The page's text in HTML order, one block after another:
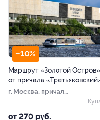
–10%
Маршрут «Золотой Остров»
от причала
г. Москва, причал
от 270 руб.